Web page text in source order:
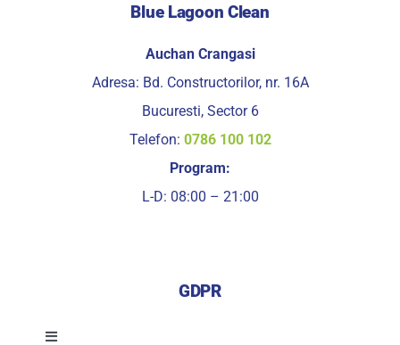
Blue Lagoon Clean
Auchan Crangasi
Adresa: Bd. Constructorilor, nr. 16A
Bucuresti, Sector 6
Telefon: 0786 100 102
Program:
L-D: 08:00 – 21:00
GDPR